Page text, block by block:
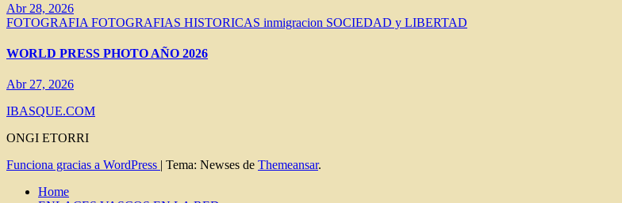
Abr 28, 2026
FOTOGRAFIA FOTOGRAFIAS HISTORICAS inmigracion SOCIEDAD y LIBERTAD
WORLD PRESS PHOTO AÑO 2026
Abr 27, 2026
IBASQUE.COM
ONGI ETORRI
Funciona gracias a WordPress | Tema: Newses de Themeansar.
Home